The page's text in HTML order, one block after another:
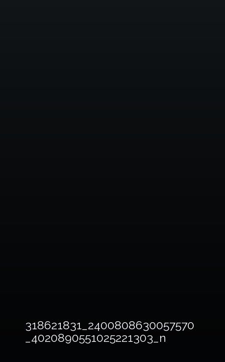
318621831_2400808630057570
_4020890551025221303_n